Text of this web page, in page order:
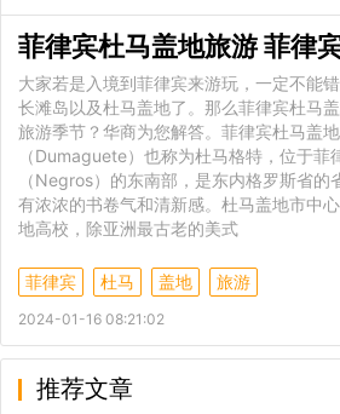
大家若是入境到菲律宾来游玩，一定不能
长滩岛以及杜马盖地了。那么菲律宾杜马
旅游季节？华商为您解答。菲律宾杜马盖
（Dumaguete）也称为杜马格特，位于菲
（Negros）的东南部，是东内格罗斯省的
有浓浓的书卷气和清新感。杜马盖地市中
地高校，除亚洲最古老的美式
菲律宾 杜马 盖地 旅游
2024-01-16 08:21:02
推荐文章